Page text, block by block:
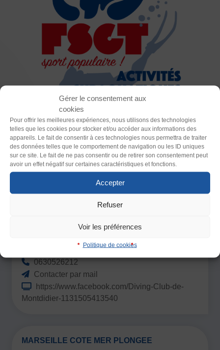
Gérer le consentement aux
cookies
Pour offrir les meilleures expériences, nous utilisons des technologies
telles que les cookies pour stocker et/ou accéder aux informations des
appareils. Le fait de consentir à ces technologies nous permettra de traiter
des données telles que le comportement de navigation ou les ID uniques
sur ce site. Le fait de ne pas consentir ou de retirer son consentement peut
avoir un effet négatif sur certaines caractéristiques et fonctions.
Accepter
Refuser
Voir les préférences
Politique de cookies
Les clubs de Plongée :
DIVING CLUB DE MONTDIDIER
80500 MONTDIDIER
0630526212
Contacter par mail
https://www.facebook.com/Diving-Club-de-
Montdidier-1131505413540
MARSEILLE COTE MER PLONGEE
Thème
Clair Sombre
Police (dyslexie)
Défaut Adapter
Taille du texte
Défaut
Images
Ecouter